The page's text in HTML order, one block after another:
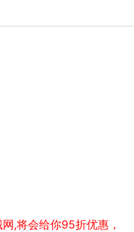
,将会给你95折优惠，